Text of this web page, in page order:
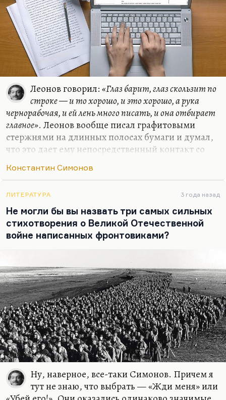
Леонов говорил:«Глаз барит, глаз скользит по
строке — и то хорошо, и это хорошо, а рука
чернорабочая, и ей лень много писать, и она отбирает
главное». Леонов вообще писал графитовыми
стержнями на длинных полосах бумаги и думал,
что это дает ему непосредственный контакт со
пишу на компьютере. Но, конечно, чем быстрее и
многословия. А самый большой соблазн
многословия — это диктовка. Поэтому мне
кажется, что то, что Константин Михайлович
Симонов надиктовывал свои романы, сильно им
придало, наоборот, обаяние живой речи,…
Константин Симонов
ЛИТЕРАТУРА 3 года назад
Не могли бы вы назвать три самых сильных
стихотворения о Великой Отечественной
войне написанных фронтовиками?
Ну, наверное, все-таки Симонов. Причем я
тут не знаю, что выбрать — «Жди меня» или